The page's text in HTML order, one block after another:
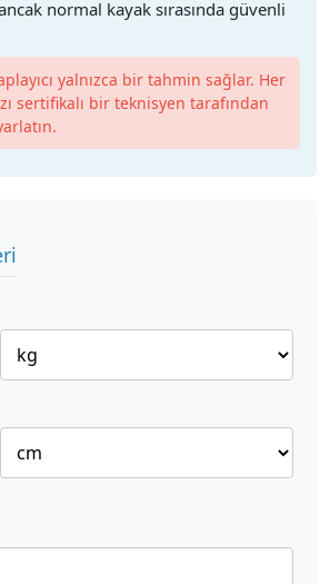
normal kayak sırasında güvenli
yalnızca bir tahmin sağlar. Her
sertifikalı bir teknisyen tarafından